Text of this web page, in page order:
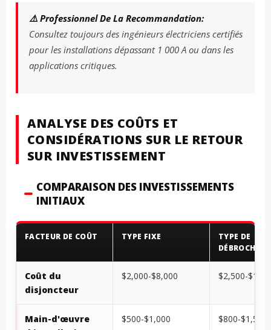
⚠️ Professionnel De La Recommandation:
Consultez toujours des ingénieurs électriciens certifiés
pour les installations dépassant 1 000 A ou dans les
applications critiques.
ANALYSE DES COÛTS ET
CONSIDÉRATIONS SUR LE RETOUR
SUR INVESTISSEMENT
COMPARAISON DES INVESTISSEMENTS
INITIAUX
FACTEUR DE COÛT TYPE FIXE
TYPE DE
Coût du
disjoncteur
$2,000-$8,000 $2,500-
Main-d'œuvre
$500-$1,000 $800-$1,500